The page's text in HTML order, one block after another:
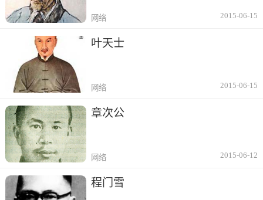
网络 2015-06-15
叶天士
网络 2015-06-15
章次公
网络 2015-06-12
程门雪